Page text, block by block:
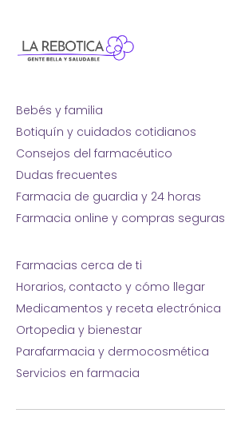
Bebés y familia
Botiquín y cuidados cotidianos
Consejos del farmacéutico
Dudas frecuentes
Farmacia de guardia y 24 horas
Farmacia online y compras seguras
Farmacias cerca de ti
Horarios, contacto y cómo llegar
Medicamentos y receta electrónica
Ortopedia y bienestar
Parafarmacia y dermocosmética
Servicios en farmacia